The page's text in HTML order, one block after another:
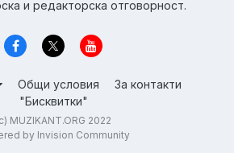
и редакторска отговорност.
Общи условия
За контакти
"Бисквитки"
MUZIKANT.ORG 2022
by Invision Community